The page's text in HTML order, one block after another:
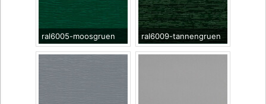
ral6005-moosgruen ral6009-tannengruen